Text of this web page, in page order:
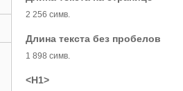
2 256 симв.
Длина текста без пробелов
1 898 симв.
<H1>